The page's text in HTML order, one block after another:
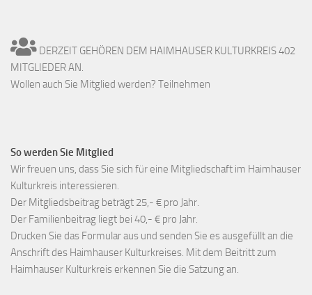
DERZEIT GEHÖREN DEM HAIMHAUSER KULTURKREIS 402
MITGLIEDER AN.
Wollen auch Sie Mitglied werden? Teilnehmen
So werden Sie Mitglied
Wir freuen uns, dass Sie sich für eine Mitgliedschaft im Haimhauser
Kulturkreis interessieren.
Der Mitgliedsbeitrag beträgt 25,- € pro Jahr.
Der Familienbeitrag liegt bei 40,- € pro Jahr.
Drucken Sie das Formular aus und senden Sie es ausgefüllt an die
Anschrift des Haimhauser Kulturkreises. Mit dem Beitritt zum
Haimhauser Kulturkreis erkennen Sie die Satzung an.